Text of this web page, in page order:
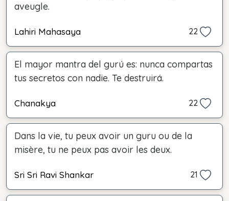
aveugle.
Lahiri Mahasaya 22
El mayor mantra del gurú es: nunca compartas
tus secretos con nadie. Te destruirá.
Chanakya 22
Dans la vie, tu peux avoir un guru ou de la
misère, tu ne peux pas avoir les deux.
Sri Sri Ravi Shankar 21